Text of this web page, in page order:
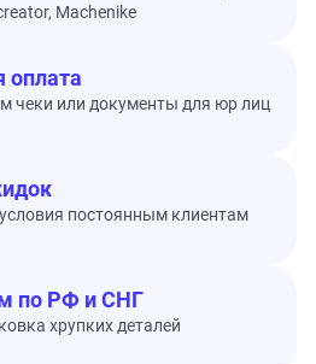
Machenike
оплата
чеки или документы для юр лиц
постоянным клиентам
по РФ и СНГ
хрупких деталей